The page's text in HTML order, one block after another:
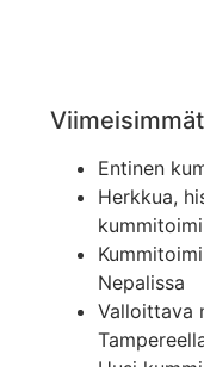
Entinen
Herkkua,
Nepalissa
Valloittava